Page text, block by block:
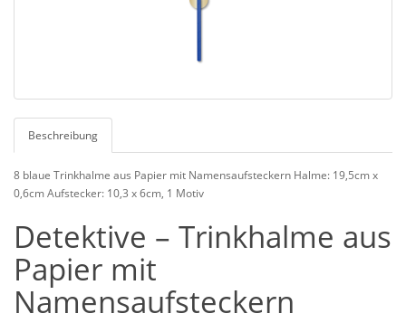
Beschreibung
8 blaue Trinkhalme aus Papier mit Namensaufsteckern Halme: 19,5cm x
0,6cm Aufstecker: 10,3 x 6cm, 1 Motiv
Detektive – Trinkhalme aus
Papier mit
Namensaufsteckern